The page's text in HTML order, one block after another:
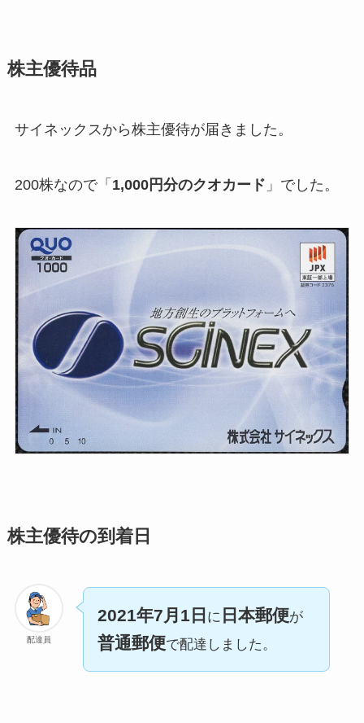
株主優待品
サイネックスから株主優待が届きました。
200株なので「 1,000円分のクオカード 」でした。
株主優待の到着日
配達員
2021年7月1日 に 日本郵便が
普通郵便で配達しました。